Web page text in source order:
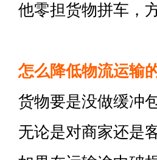
他零担货物拼车，
怎么降低物流运输
货物要是没做缓冲
无论是对商家还是